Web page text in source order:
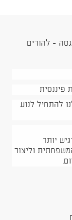
- להורים
פיננסית
להתחיל לנוע
יותר
וליצור